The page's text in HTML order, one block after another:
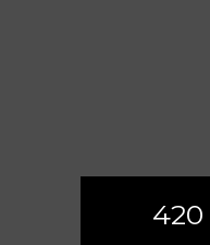
420